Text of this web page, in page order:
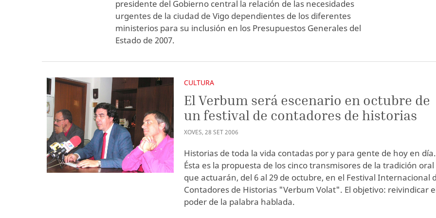
presidente del Gobierno central la relación de las necesidades
urgentes de la ciudad de Vigo dependientes de los diferentes
ministerios para su inclusión en los Presupuestos Generales del
Estado de 2007.
CULTURA
El Verbum será escenario en octubre de
un festival de contadores de historias
XOVES,28 SET2006
Historias de toda la vida contadas por y para gente de hoy en día.
Ésta es la propuesta de los cinco transmisores de la tradición oral
que actuarán, del 6 al 29 de octubre, en el Festival Internacional
Contadores de Historias "Verbum Volat". El objetivo: reivindicar
poder de la palabra hablada.